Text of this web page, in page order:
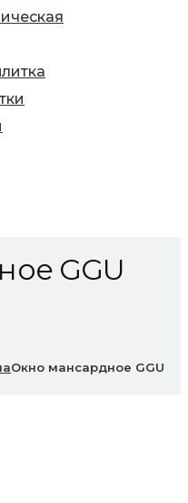
GGU
Окно мансардное GGU